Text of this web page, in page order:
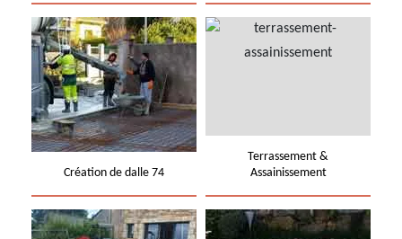
Création de dalle 74
Terrassement &
Assainissement